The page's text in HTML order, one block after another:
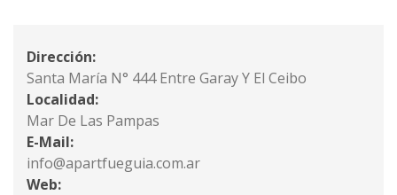
Dirección:
Santa María N° 444 Entre Garay Y El Ceibo
Localidad:
Mar De Las Pampas
E-Mail:
info@apartfueguia.com.ar
Web: